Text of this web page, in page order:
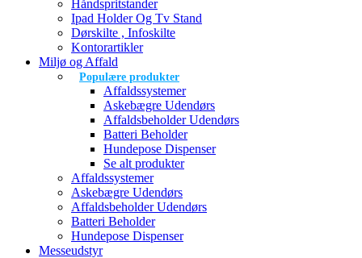
Håndspritstander
Ipad Holder Og Tv Stand
Dørskilte , Infoskilte
Kontorartikler
Miljø og Affald
Populære produkter
Affaldssystemer
Askebægre Udendørs
Affaldsbeholder Udendørs
Batteri Beholder
Hundepose Dispenser
Se alt produkter
Affaldssystemer
Askebægre Udendørs
Affaldsbeholder Udendørs
Batteri Beholder
Hundepose Dispenser
Messeudstyr